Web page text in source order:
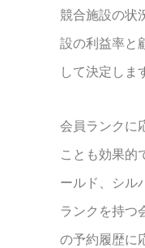
競合施設の状
設の利益率と
して決定しま
会員ランクに
ことも効果的
ールド、シル
ランクを持つ
の予約履歴に